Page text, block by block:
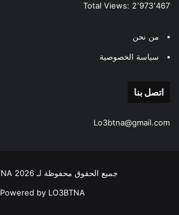
Total Views: 2٬973٬467
من نحن
سياسة الخصوصية
اتصل بنا
Lo3btna@gmail.com
جميع الحقوق محفوظة لـ Lo3BTNA 2026 ©
Powered by LO3BTNA